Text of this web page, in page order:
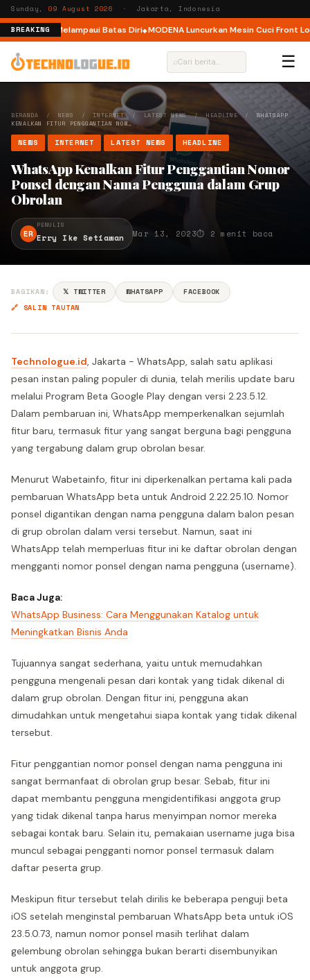
Sunday, 09 August 2026 · Jakarta, Indonesia
BREAKING
Pelari Melampaui Batas Diri MODENA Luncurkan Mesin Cuci Front
⌕ ☰
BERANDA / NEWS /INTERNET/ LATEST NEWS/HEADLINE/WHATSAPP
KENALKAN FITUR PENGGANTIAN NOM…
NEWS INTERNET LATEST NEWS HEADLINE
WhatsApp Kenalkan Fitur Penggantian Nomor
Ponsel dengan Nama Pengguna dalam Grup
Obrolan
ER
PENULIS
Erry Ike Setiawan Mar 13, 2023⏱ 2 menit baca
BAGIKAN: 𝕏 TWITTER WHATSAPP
FACEBOOK
🔗 SALIN TAUTAN
Technologue.id, Jakarta - WhatsApp, salah satu aplikasi
pesan instan paling populer di dunia, telah merilis update baru
melalui Program Beta Google Play dengan versi 2.23.5.12.
Dalam pembaruan ini, WhatsApp memperkenalkan sejumlah
fitur baru, termasuk fitur yang sangat berguna bagi pengguna
yang tergabung dalam grup obrolan besar.
Menurut Wabetainfo, fitur ini diperkenalkan pertama kali pada
pembaruan WhatsApp beta untuk Android 2.22.25.10. Nomor
ponsel digantikan dengan nama pengguna dalam balon pesan
di grup obrolan dalam versi tersebut. Namun, saat ini
WhatsApp telah memperluas fitur ini ke daftar obrolan dengan
mengganti nomor ponsel dengan nama pengguna (username).
Baca Juga:
WhatsApp Business: Cara Menggunakan Katalog untuk
Meningkatkan Bisnis Anda
Tujuannya sangat sederhana, yaitu untuk memudahkan
pengguna mengenali pesan dari kontak yang tidak dikenal di
dalam grup obrolan. Dengan fitur ini, pengguna akan
dimudahkan untuk mengetahui siapa kontak yang tidak dikenal
tersebut.
Fitur penggantian nomor ponsel dengan nama pengguna ini
sangat bermanfaat di obrolan grup besar. Sebab, fitur ini
dapat membantu pengguna mengidentifikasi anggota grup
yang tidak dikenal tanpa harus menyimpan nomor mereka
sebagai kontak baru. Selain itu, pemakaian username juga bisa
muncul sebagai pengganti nomor ponsel termasuk dalam
daftar peserta grup.
Meskipun fitur tersebut telah dirilis ke beberapa penguji beta
iOS setelah menginstal pembaruan WhatsApp beta untuk iOS
23.5.0.73, namun nomor ponsel masih terlihat dalam
gelembung obrolan sehingga bukan berarti disembunyikan
untuk anggota grup.